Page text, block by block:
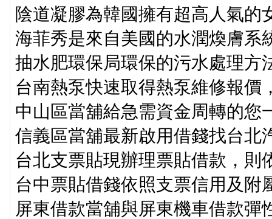
陰道凝膠為韓國擁有超高人氣的
海菲秀是來自美國的水潤煥膚系
抽水肥環保局環保的污水處理方
台南熱泵快速取得熱泵維修報價
中山區當舖給急需資金周轉的您
信義區當舖最新啟用借錢找台北
台北支票貼現辦理票貼借款，則
台中票貼借錢依照支票信用及附
屏東借款當舖與屏東機車借款彈